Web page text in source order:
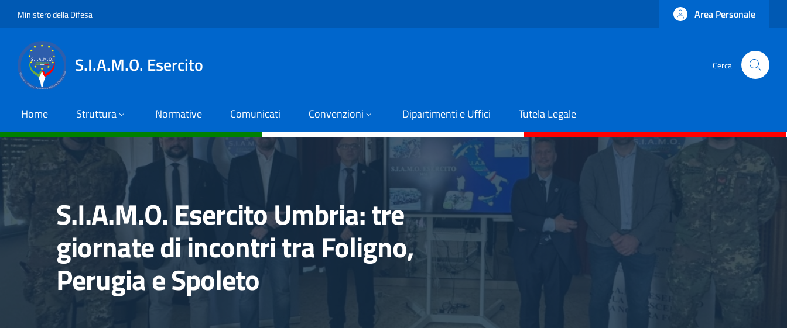
Ministero della Difesa Area Personale
S.I.A.M.O. Esercito Cerca
Home Struttura Normative Comunicati Convenzioni Dipartimenti e Uffici Tutela Legale
S.I.A.M.O. Esercito Umbria: tre
giornate di incontri tra Foligno,
Perugia e Spoleto